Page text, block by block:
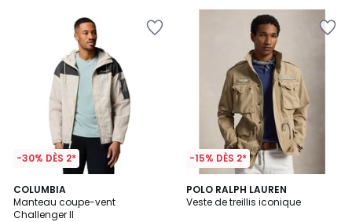
-30% DÈS 2*
COLUMBIA
Manteau coupe-vent
Challenger II
2
Couleurs
-15% DÈS 2*
POLO RALPH LAUREN
Veste de treillis iconique
4,4
/ 5